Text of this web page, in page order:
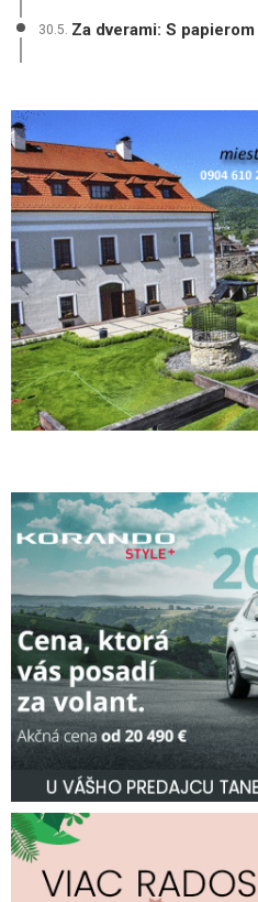
30.5. Za dverami: S